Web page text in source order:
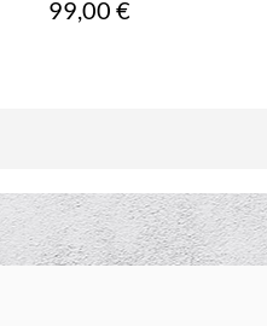
Prix
99,00 €